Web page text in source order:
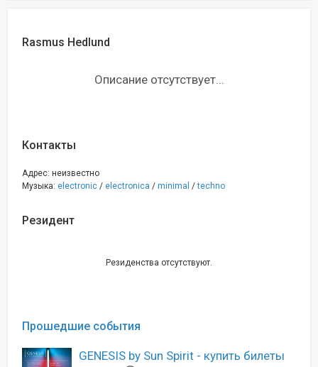
Rasmus Hedlund
Описание отсутствует...
Контакты
Адрес: неизвестно
Музыка: electronic / electronica / minimal /techno
Резидент
Резиденства отсутствуют.
Прошедшие события
GENESIS by Sun Spirit - купить билеты